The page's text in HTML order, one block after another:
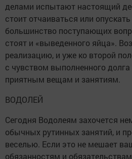
делами испытают настоящий
стоит отчаиваться или
большинство поступающих
стоят и «выведенного яйца».
реализацию, и уже ко второй
с чувством выполненного
приятным вещам и занятиям.
ВОДОЛЕЙ
Сегодня Водолеям захочется
обычных рутинных занятий, и
веселью. Если это не мешает
обязанностям и